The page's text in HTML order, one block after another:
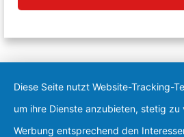
Diese Seite nutzt Website-Tracking-
um ihre Dienste anzubieten, stetig zu
Werbung entsprechend den